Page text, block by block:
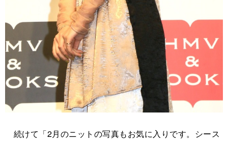
続けて「2月のニットの写真もお気に入りです。シース